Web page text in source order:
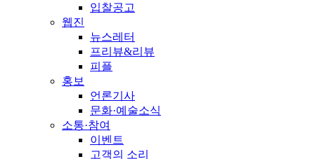
입찰공고
웹진
뉴스레터
프리뷰&리뷰
피플
홍보
언론기사
문화·예술소식
소통·참여
이벤트
고객의 소리